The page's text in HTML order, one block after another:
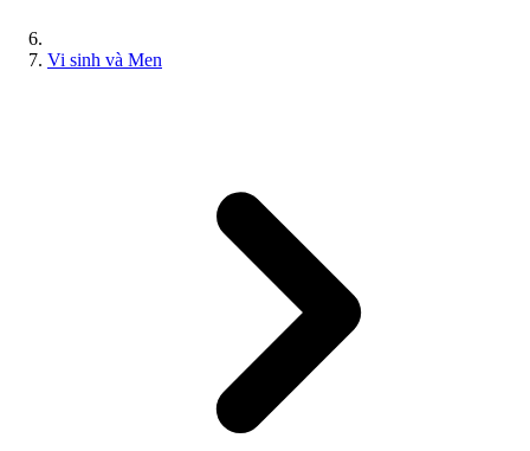
Vi sinh và Men